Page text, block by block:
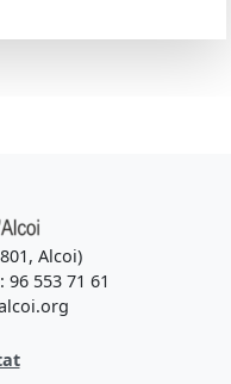
Alcoi)
96 553 71 61